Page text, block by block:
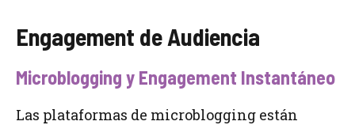
Engagement de Audiencia
Microblogging y Engagement Instantáneo
Las plataformas de microblogging están